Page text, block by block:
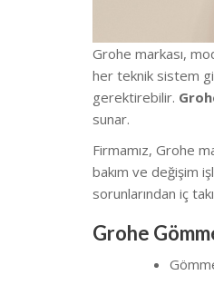
Grohe markası,
her teknik sistem
gerektirebilir.
sunar.
Firmamız, Grohe
bakım ve değişim
sorunlarından iç
Grohe